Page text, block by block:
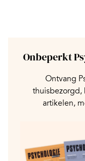
Onbeperkt
Ontvang
thuisbezorgd,
artikelen,